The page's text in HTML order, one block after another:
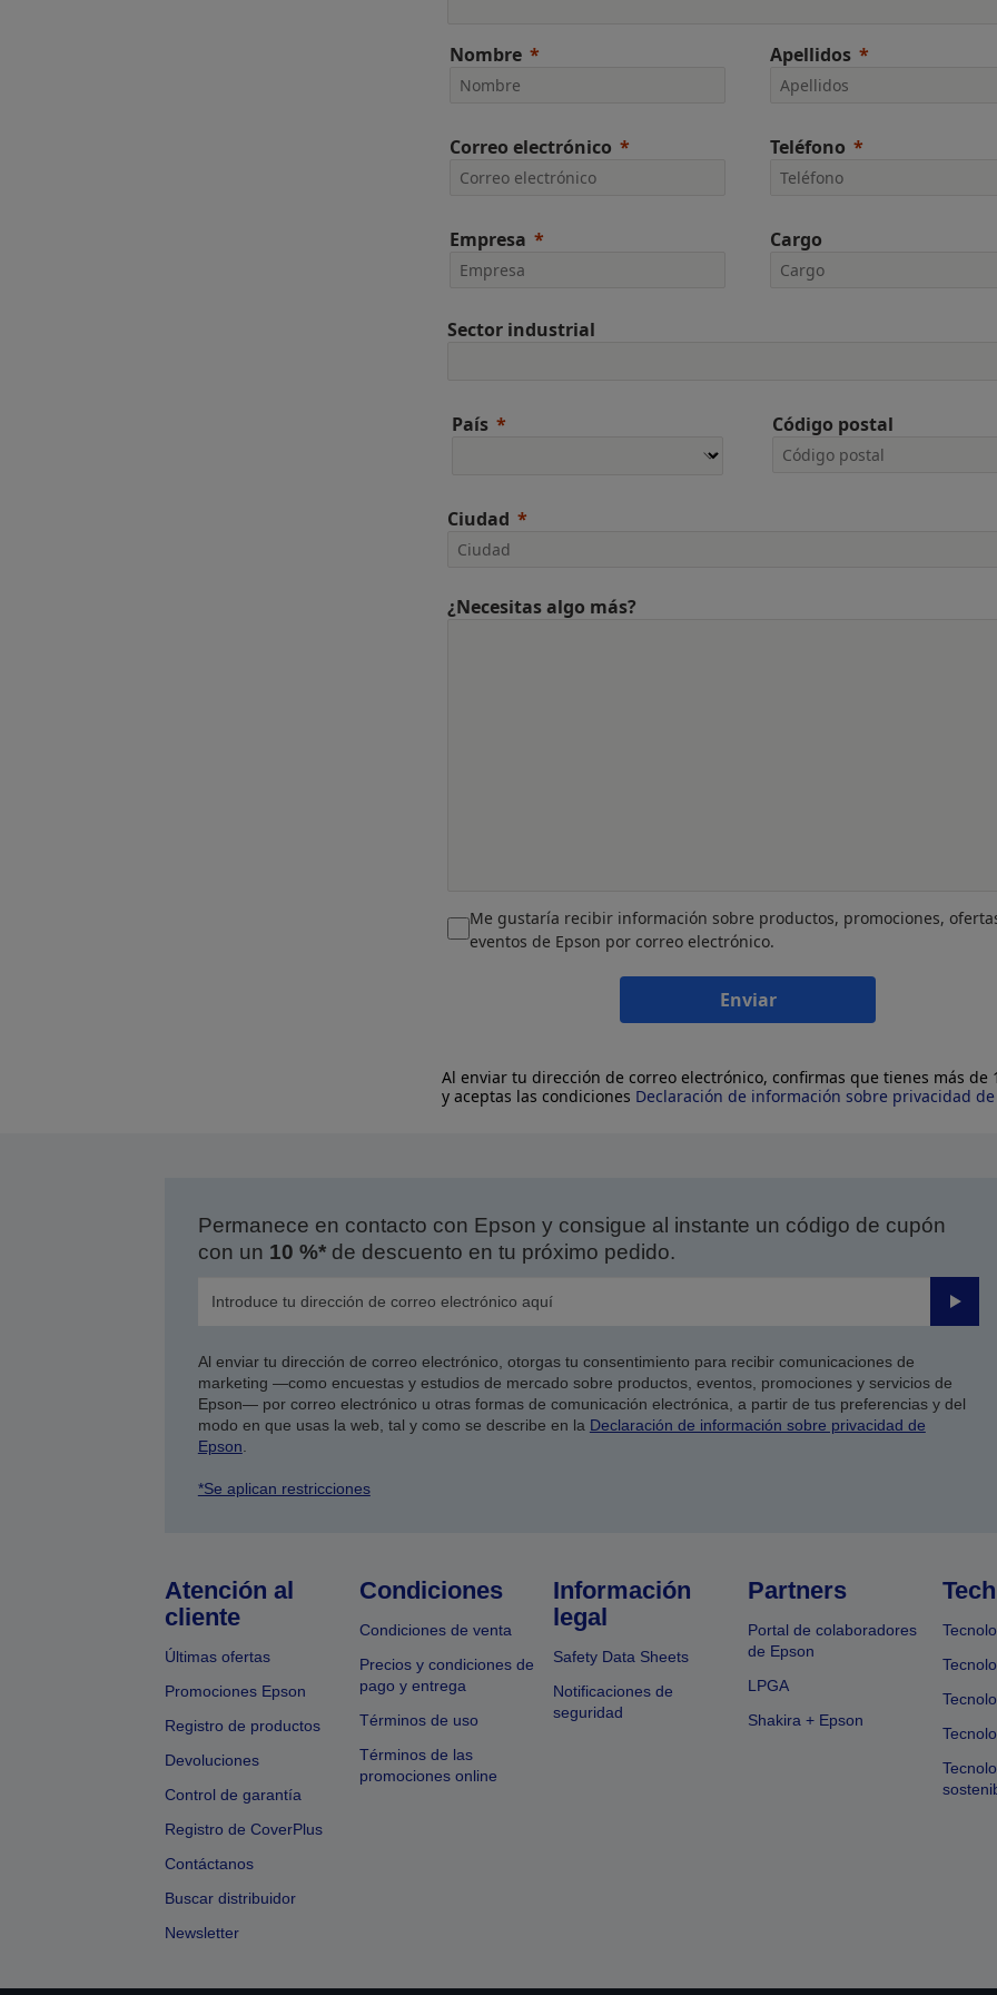
Nombre Apellidos
Correo electrónico Teléfono
Empresa Cargo
Sector industrial
País Código postal
Ciudad
¿Necesitas algo más?
Me gustaría recibir información sobre productos, promociones,
eventos de Epson por correo electrónico.
Enviar
Al enviar tu dirección de correo electrónico, confirmas que tienes más de
y aceptas las condiciones Declaración de información sobre privacidad de
Permanece en contacto con Epson y consigue al instante un código de cupón
con un 10 %*de descuento en tu próximo pedido.
Enviar
Al enviar tu dirección de correo electrónico, otorgas tu consentimiento para recibir comunicaciones de
marketing —como encuestas y estudios de mercado sobre productos, eventos, promociones y servicios de
Epson— por correo electrónico u otras formas de comunicación electrónica, a partir de tus preferencias y del
modo en que usas la web, tal y como se describe en la Declaración de información sobre privacidad de
Epson
*Se aplican restricciones
Atención al
cliente
Últimas ofertas
Promociones Epson
Registro de productos
Devoluciones
Control de garantía
Registro de CoverPlus
Contáctanos
Buscar distribuidor
Newsletter
Condiciones
Condiciones de venta
Precios y condiciones de
pago y entrega
Términos de uso
Términos de las
promociones online
Información
legal
Safety Data Sheets
Notificaciones de
seguridad
Partners
Portal de colaboradores
de Epson
LPGA
Shakira + Epson